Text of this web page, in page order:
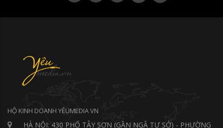
HỘ KINH DOANH YÊUMEDIA VN
HÀ NỘI: 430 PHỐ TÂY SƠN (GẦN NGÃ TƯ SỞ) - PHƯỜNG